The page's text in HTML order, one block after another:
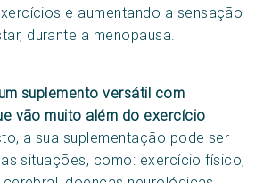
e aumentando a sensação
durante a menopausa.
suplemento versátil com
vão muito além do exercício
a sua suplementação pode ser
situações, como: exercício físico,